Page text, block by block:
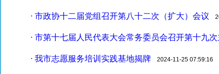
· 市政协十二届党组召开第八十二次（扩大）会议
· 市第十七届人民代表大会常务委员会召开第十九
· 我市志愿服务培训实践基地揭牌 2024-11-25 07:59:16